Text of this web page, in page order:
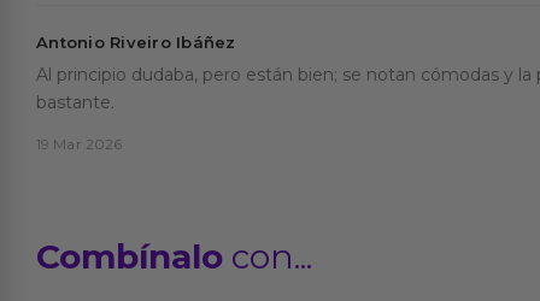
Antonio Riveiro Ibáñez
Al principio dudaba, pero están bien; se notan cómodas y
bastante.
19 Mar 2026
Combínalo con...